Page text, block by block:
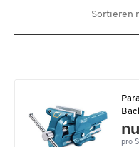
Sortieren
pro